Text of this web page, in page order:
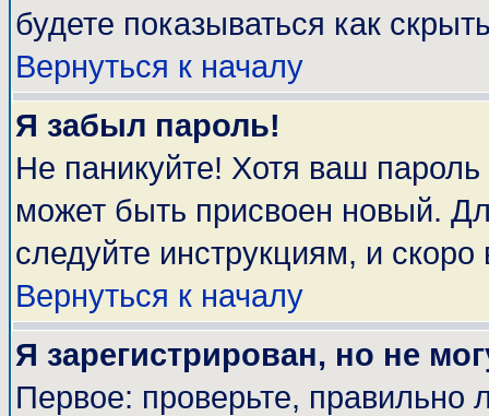
будете показываться как
Вернуться к началу
Я забыл пароль!
Не паникуйте! Хотя ваш
может быть присвоен новый.
следуйте инструкциям, и
Вернуться к началу
Я зарегистрирован, но не
Первое: проверьте, правильно